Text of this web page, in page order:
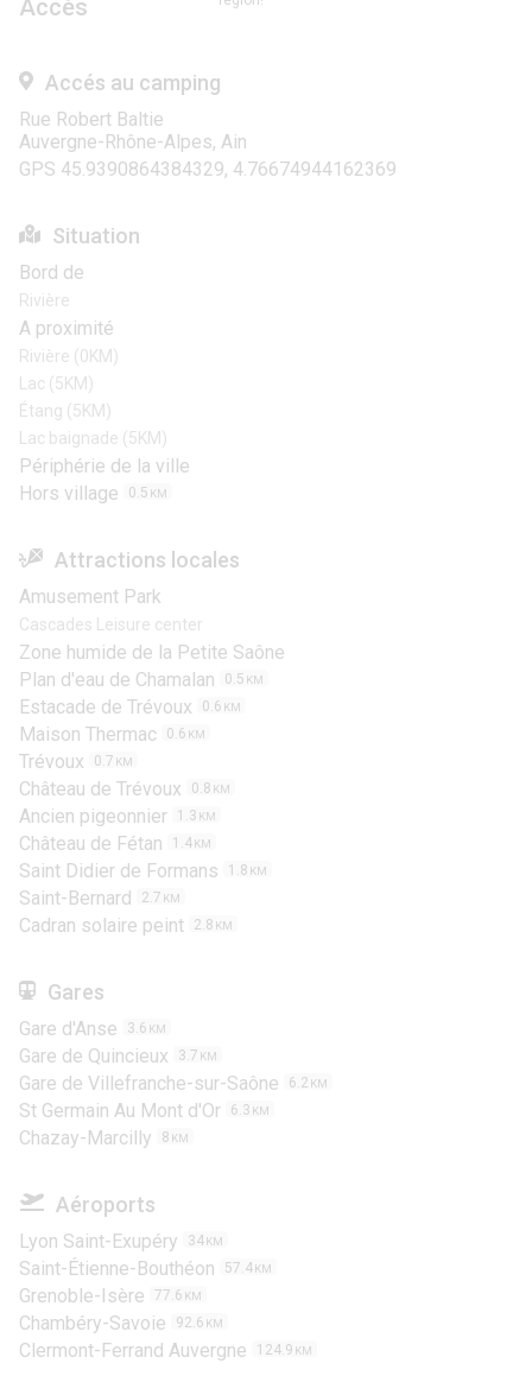
Accès
Accés au camping
Rue Robert Baltie
Auvergne-Rhône-Alpes, Ain
GPS 45.9390864384329, 4.76674944162369
Situation
Bord de
Rivière
A proximité
Rivière (0KM)
Lac (5KM)
Étang (5KM)
Lac baignade (5KM)
Périphérie de la ville
Hors village
0.5 KM
Attractions locales
Amusement Park
Cascades Leisure center
Zone humide de la Petite Saône
Plan d'eau de Chamalan
0.5 KM
Estacade de Trévoux 0.6 KM
Maison Thermac 0.6 KM
Trévoux 0.7 KM
Château de Trévoux 0.8 KM
Ancien pigeonnier 1.3 KM
Château de Fétan 1.4 KM
Saint Didier de Formans 1.8 KM
Saint-Bernard 2.7 KM
Cadran solaire peint 2.8 KM
Gares
Gare d'Anse 3.6 KM
Gare de Quincieux 3.7 KM
Gare de Villefranche-sur-Saône 6.2 KM
St Germain Au Mont d'Or 6.3 KM
Chazay-Marcilly 8 KM
Aéroports
Lyon Saint-Exupéry 34 KM
Saint-Étienne-Bouthéon 57.4 KM
Grenoble-Isère 77.6 KM
Chambéry-Savoie 92.6 KM
Clermont-Ferrand Auvergne 124.9 KM